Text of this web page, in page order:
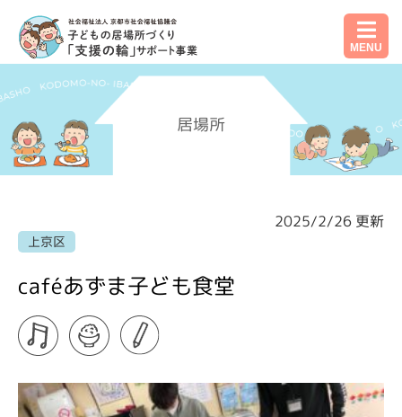
MENU
居場所
2025/2/26 更新
上京区
caféあずま子ども食堂